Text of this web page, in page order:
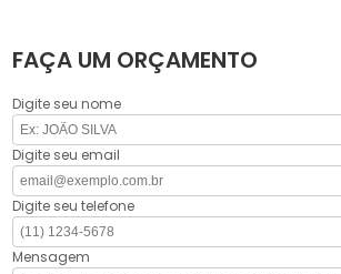
FAÇA UM ORÇAMENTO
Digite seu nome
Digite seu email
Digite seu telefone
Mensagem